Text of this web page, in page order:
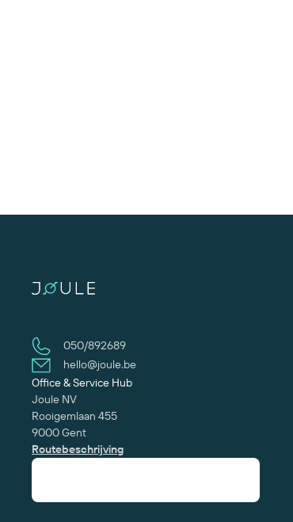
050/892689
hello@joule.be
Office & Service Hub
Joule NV
Rooigemlaan 455
9000 Gent
Routebeschrijving